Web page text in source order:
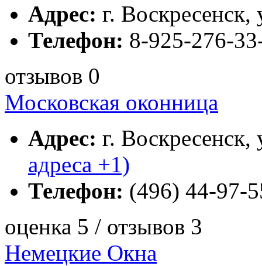
Адрес: г. Воскресенск,
Телефон: 8-925-276-
отзывов 0
Московская оконница
Адрес: г.
адреса +1)
Телефон: (496) 44-97-
оценка 5 / отзывов 3
Немецкие Окна